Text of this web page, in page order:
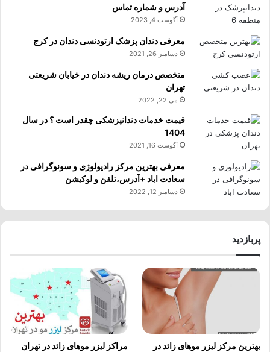
آدرس و شماره تماس
آگوست 4, 2023
معرفی دندان پزشک ارتودنسی دندان در کرج
دسامبر 26, 2021
متخصص درمان ریشه دندان در خیابان شریعتی
تهران
می 22, 2022
قیمت خدمات دندانپزشکی چقدر است ؟ در سال
1404
آگوست 16, 2021
معرفی بهترین مرکز رادیولوژی و سونوگرافی در
سعادت اباد +آدرس،تلفن و لوکیشن
دسامبر 12, 2022
پربازدید
بهترین مرکز لیزر موهای زائد در
مراکز لیزر موهای زائد در تهران